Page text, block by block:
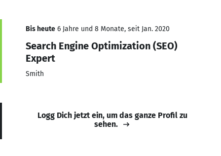
Bis heute 6 Jahre und 8 Monate, seit Jan. 2020
Search Engine Optimization (SEO)
Expert
Smith
Logg Dich jetzt ein, um das ganze Profil zu
sehen.